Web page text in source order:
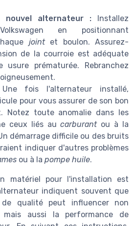
nouvel alternateur : Installez
en positionnant
jointet boulon. Assurez-
de la courroie est adéquate
usure prématurée. Rebranchez
fois l'alternateur installé,
pour vous assurer de son bon
Notez toute anomalie dans les
ceux liés aucarburantou à la
démarrage difficile ou des bruits
indiquer d'autres problèmes
ou à la pompe huile.
matériel pour l'installation est
indiquent souvent que
qualité peut influencer non
aussi la performance de